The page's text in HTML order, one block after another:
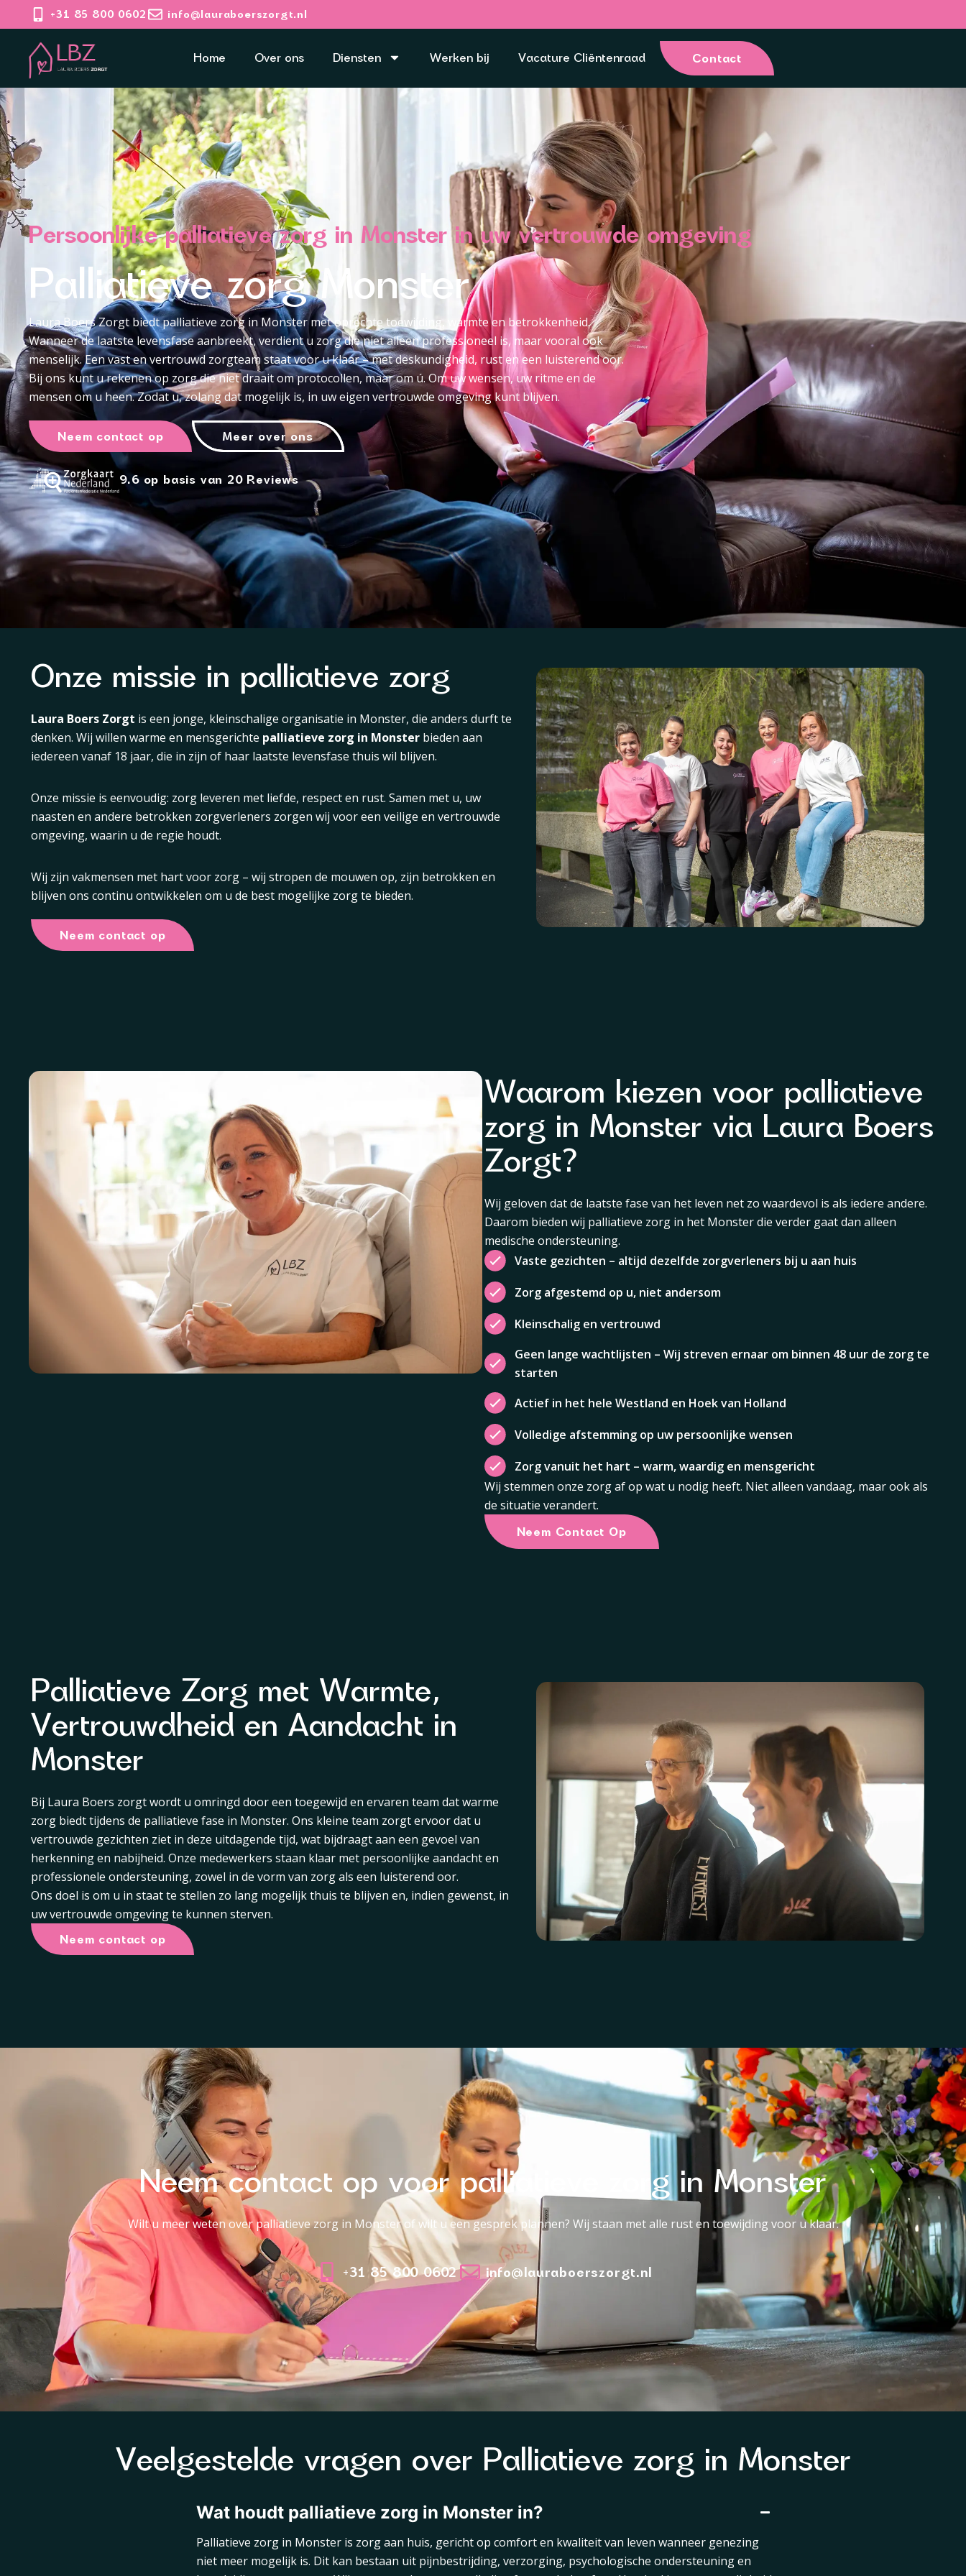
+31 85 800 0602 info@lauraboerszorgt.nl
Home Over ons Diensten Werken bij Vacature Cliëntenraad Contact
Persoonlijke palliatieve zorg in Monster in uw vertrouwde omgeving
Palliatieve zorg Monster
Laura Boers Zorgt biedt palliatieve zorg in Monster met oprechte toewijding, warmte en betrokkenheid.
Wanneer de laatste levensfase aanbreekt, verdient u zorg die niet alleen professioneel is, maar vooral ook
menselijk. Een vast en vertrouwd zorgteam staat voor u klaar – met deskundigheid, rust en een luisterend oor.
Bij ons kunt u rekenen op zorg die niet draait om protocollen, maar om ú. Om uw wensen, uw ritme en de
mensen om u heen. Zodat u, zolang dat mogelijk is, in uw eigen vertrouwde omgeving kunt blijven.
Neem contact op Meer over ons
9.6 op basis van 20 Reviews
Onze missie in palliatieve zorg
Laura Boers Zorgt is een jonge, kleinschalige organisatie in Monster, die anders durft te
denken. Wij willen warme en mensgerichte palliatieve zorg in Monster bieden aan
iedereen vanaf 18 jaar, die in zijn of haar laatste levensfase thuis wil blijven.
Onze missie is eenvoudig: zorg leveren met liefde, respect en rust. Samen met u, uw
naasten en andere betrokken zorgverleners zorgen wij voor een veilige en vertrouwde
omgeving, waarin u de regie houdt.
Wij zijn vakmensen met hart voor zorg – wij stropen de mouwen op, zijn betrokken en
blijven ons continu ontwikkelen om u de best mogelijke zorg te bieden.
Neem contact op
Waarom kiezen voor palliatieve
zorg in Monster via Laura Boers
Zorgt?
Wij geloven dat de laatste fase van het leven net zo waardevol is als iedere andere.
Daarom bieden wij palliatieve zorg in het Monster die verder gaat dan alleen
medische ondersteuning.
Vaste gezichten – altijd dezelfde zorgverleners bij u aan huis
Zorg afgestemd op u, niet andersom
Kleinschalig en vertrouwd
Geen lange wachtlijsten – Wij streven ernaar om binnen 48 uur de zorg te
starten
Actief in het hele Westland en Hoek van Holland
Volledige afstemming op uw persoonlijke wensen
Zorg vanuit het hart – warm, waardig en mensgericht
Wij stemmen onze zorg af op wat u nodig heeft. Niet alleen vandaag, maar ook als
de situatie verandert.
Neem Contact Op
Palliatieve Zorg met Warmte,
Vertrouwdheid en Aandacht in
Monster
Bij Laura Boers zorgt wordt u omringd door een toegewijd en ervaren team dat warme
zorg biedt tijdens de palliatieve fase in Monster. Ons kleine team zorgt ervoor dat u
vertrouwde gezichten ziet in deze uitdagende tijd, wat bijdraagt aan een gevoel van
herkenning en nabijheid. Onze medewerkers staan klaar met persoonlijke aandacht en
professionele ondersteuning, zowel in de vorm van zorg als een luisterend oor.
Ons doel is om u in staat te stellen zo lang mogelijk thuis te blijven en, indien gewenst, in
uw vertrouwde omgeving te kunnen sterven.
Neem contact op
Neem contact op voor palliatieve zorg in Monster
Wilt u meer weten over palliatieve zorg in Monster of wilt u een gesprek plannen? Wij staan met alle rust en toewijding voor u klaar.
+31 85 800 0602 info@lauraboerszorgt.nl
Veelgestelde vragen over Palliatieve zorg in Monster
Wat houdt palliatieve zorg in Monster in?
Palliatieve zorg in Monster is zorg aan huis, gericht op comfort en kwaliteit van leven wanneer genezing
niet meer mogelijk is. Dit kan bestaan uit pijnbestrijding, verzorging, psychologische ondersteuning en